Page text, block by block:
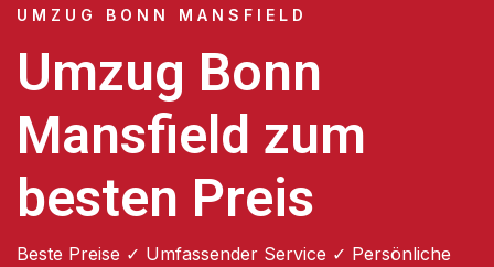
UMZUG BONN MANSFIELD
Umzug Bonn
Mansfield zum
besten Preis
Beste Preise ✓ Umfassender Service ✓ Persönliche